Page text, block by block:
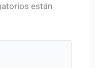
están